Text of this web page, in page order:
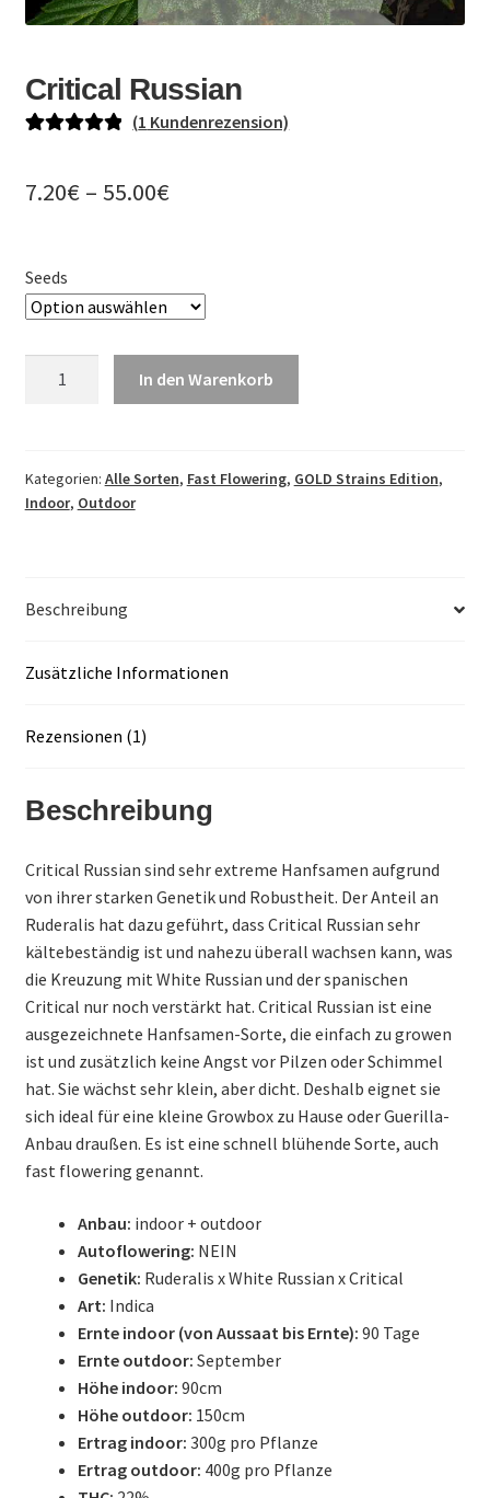
DE
EN
Critical Russian
basierend auf
(1 Kundenrezension)
7.20€ – 55.00€Preisspanne:
55.00€
Seeds
In den Warenkorb
Kategorien: Alle Sorten, Fast Flowering, GOLD Strains Edition,
Indoor, Outdoor
Beschreibung
Zusätzliche Informationen
Rezensionen (1)
Beschreibung
Critical Russian sind sehr extreme Hanfsamen aufgrund
von ihrer starken Genetik und Robustheit. Der Anteil an
Ruderalis hat dazu geführt, dass Critical Russian sehr
kältebeständig ist und nahezu überall wachsen kann, was
die Kreuzung mit White Russian und der spanischen
Critical nur noch verstärkt hat. Critical Russian ist eine
ausgezeichnete Hanfsamen-Sorte, die einfach zu growen
ist und zusätzlich keine Angst vor Pilzen oder Schimmel
hat. Sie wächst sehr klein, aber dicht. Deshalb eignet sie
sich ideal für eine kleine Growbox zu Hause oder Guerilla-
Anbau draußen. Es ist eine schnell blühende Sorte, auch
fast flowering genannt.
Anbau: indoor + outdoor
Autoflowering: NEIN
Genetik: Ruderalis x White Russian x Critical
Art: Indica
Ernte indoor (von Aussaat bis Ernte): 90 Tage
Ernte outdoor: September
Höhe indoor: 90cm
Höhe outdoor: 150cm
Ertrag indoor: 300g pro Pflanze
Ertrag outdoor: 400g pro Pflanze